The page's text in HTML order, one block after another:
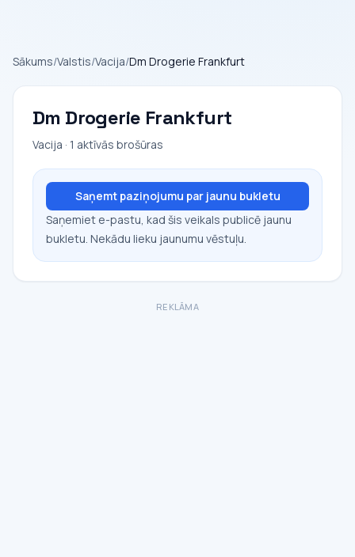
Sākums/Valstis/Vacija/Dm Drogerie Frankfurt
Dm Drogerie Frankfurt
Vacija · 1 aktīvās brošūras
Saņemt paziņojumu par jaunu bukletu
Saņemiet e-pastu, kad šis veikals publicē jaunu
bukletu. Nekādu lieku jaunumu vēstuļu.
REKLĀMA